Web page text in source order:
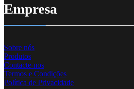
Empresa
Sobre nós
Produtos
Contacte-nos
Termos e Condições
Política de Privacidade